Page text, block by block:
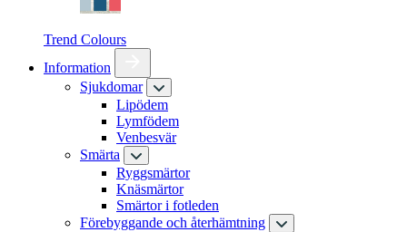
Trend Colours
Information
Sjukdomar
Lipödem
Lymfödem
Venbesvär
Smärta
Ryggsmärtor
Knäsmärtor
Smärtor i fotleden
Förebyggande och återhämtning